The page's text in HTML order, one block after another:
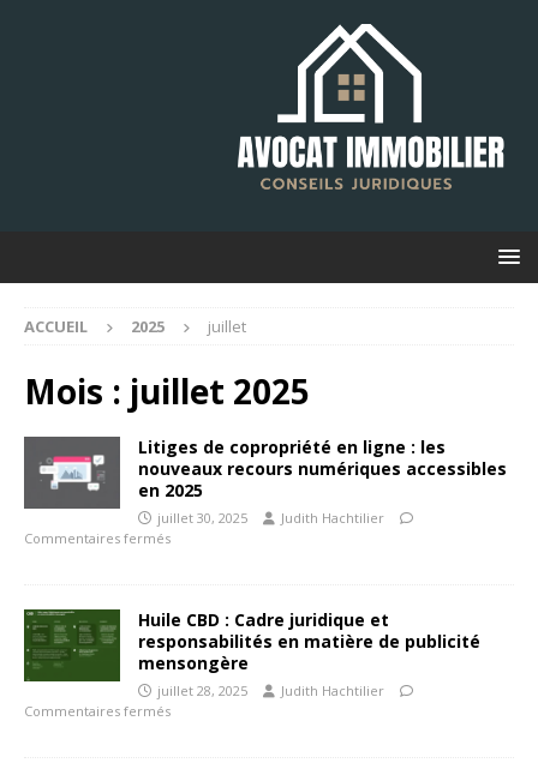
ACCUEIL 2025 juillet
Mois : juillet 2025
Litiges de copropriété en ligne : les
nouveaux recours numériques accessibles
en 2025
juillet 30, 2025
Judith Hachtilier
Commentaires fermés
Huile CBD : Cadre juridique et
responsabilités en matière de publicité
mensongère
juillet 28, 2025
Judith Hachtilier
Commentaires fermés